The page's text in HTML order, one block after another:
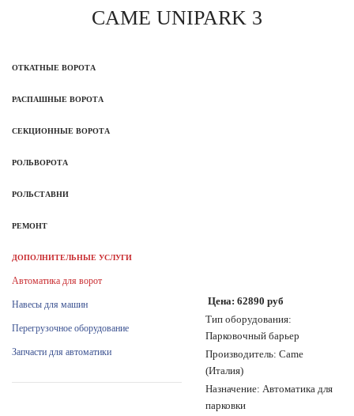
CAME UNIPARK 3
ОТКАТНЫЕ ВОРОТА
РАСПАШНЫЕ ВОРОТА
СЕКЦИОННЫЕ ВОРОТА
РОЛЬВОРОТА
РОЛЬСТАВНИ
РЕМОНТ
ДОПОЛНИТЕЛЬНЫЕ УСЛУГИ
Автоматика для ворот
Навесы для машин
Перегрузочное оборудование
Запчасти для автоматики
Цена: 62890 руб
Тип оборудования:
Парковочный барьер
Производитель: Came
(Италия)
Назначение: Автоматика для
парковки